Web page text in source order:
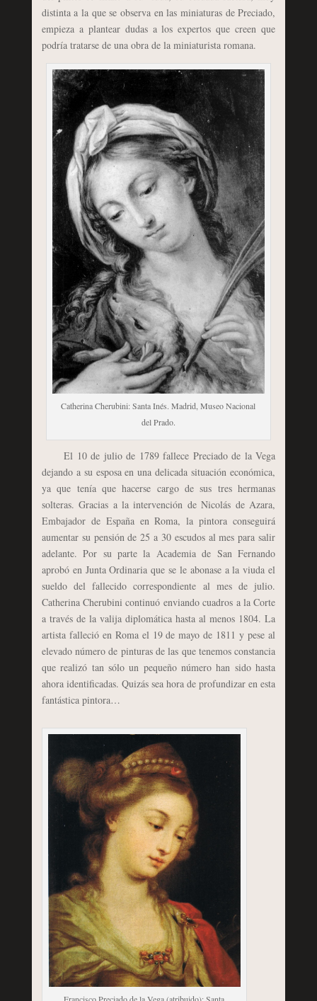
distinta a la que se observa en las miniaturas de Preciado,
empieza a plantear dudas a los expertos que creen que
podría tratarse de una obra de la miniaturista romana.
Catherina Cherubini: Santa Inés. Madrid, Museo Nacional
del Prado.
El 10 de julio de 1789 fallece Preciado de la Vega
dejando a su esposa en una delicada situación económica,
ya que tenía que hacerse cargo de sus tres hermanas
solteras. Gracias a la intervención de Nicolás de Azara,
Embajador de España en Roma, la pintora conseguirá
aumentar su pensión de 25 a 30 escudos al mes para salir
adelante. Por su parte la Academia de San Fernando
aprobó en Junta Ordinaria que se le abonase a la viuda el
sueldo del fallecido correspondiente al mes de julio.
Catherina Cherubini continuó enviando cuadros a la Corte
a través de la valija diplomática hasta al menos 1804. La
artista falleció en Roma el 19 de mayo de 1811 y pese al
elevado número de pinturas de las que tenemos constancia
que realizó tan sólo un pequeño número han sido hasta
ahora identificadas. Quizás sea hora de profundizar en esta
fantástica pintora…